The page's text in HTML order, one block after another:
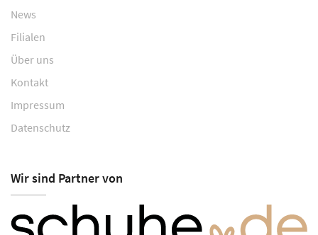
News
Filialen
Über uns
Kontakt
Impressum
Datenschutz
Wir sind Partner von